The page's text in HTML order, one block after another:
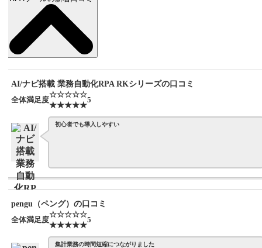
AI/ナビ搭載 業務自動化RPA RKシリーズの口コミ
全体満足度
☆☆☆☆☆
★★★★★
5
初心者でも導入しやすい
pengu（ペング）の口コミ
全体満足度
☆☆☆☆☆
★★★★★
5
集計業務の時間短縮につながりました